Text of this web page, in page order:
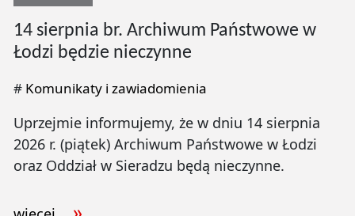
14 sierpnia br. Archiwum Państwowe w
Łodzi będzie nieczynne
# Komunikaty i zawiadomienia
Uprzejmie informujemy, że w dniu 14 sierpnia
2026 r. (piątek) Archiwum Państwowe w Łodzi
oraz Oddział w Sieradzu będą nieczynne.